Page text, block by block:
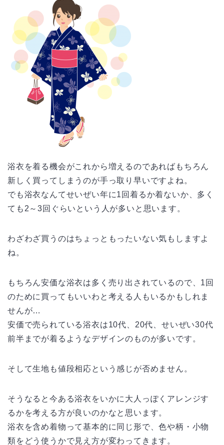
浴衣を着る機会がこれから増えるのであればもちろん
新しく買ってしまうのが手っ取り早いですよね。
でも浴衣なんてせいぜい年に1回着るか着ないか、多く
ても2～3回ぐらいという人が多いと思います。
わざわざ買うのはちょっともったいない気もしますよ
ね。
もちろん安価な浴衣は多く売り出されているので、1回
のために買ってもいいわと考える人もいるかもしれま
せんが…
安価で売られている浴衣は10代、20代、せいぜい30代
前半までが着るようなデザインのものが多いです。
そして生地も値段相応という感じが否めません。
そうなると今ある浴衣をいかに大人っぽくアレンジす
るかを考える方が良いのかなと思います。
浴衣を含め着物って基本的に同じ形で、色や柄・小物
類をどう使うかで見え方が変わってきます。